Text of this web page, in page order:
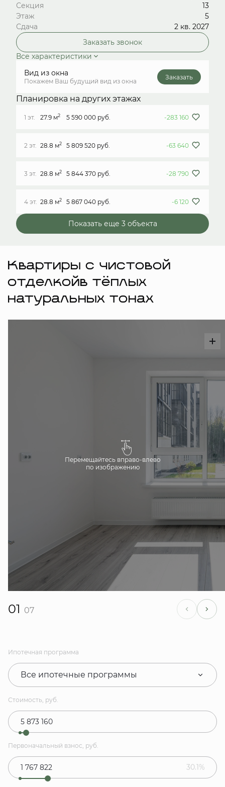
Секция
13
Этаж
5
Сдача
2 кв. 2027
Заказать звонок
Все характеристики
Вид из окна
Покажем Ваш будущий вид из окна
Заказать
Планировка на других этажах
1 эт. 27.9 м2 5 590 000 руб. -283 160
2 эт. 28.8 м2 5 809 520 руб. -63 640
3 эт. 28.8 м2 5 844 370 руб. -28 790
4 эт. 28.8 м2 5 867 040 руб. -6 120
Показать еще 3 объектa
Квартиры с чистовой
отделкойв тёплых
натуральных тонах
Перемещайтесь вправо-влево
по изображению
01 07
Ипотечная программа
Все ипотечные программы
Стоимость, руб.
Первоначальный взнос, руб.
30.1%